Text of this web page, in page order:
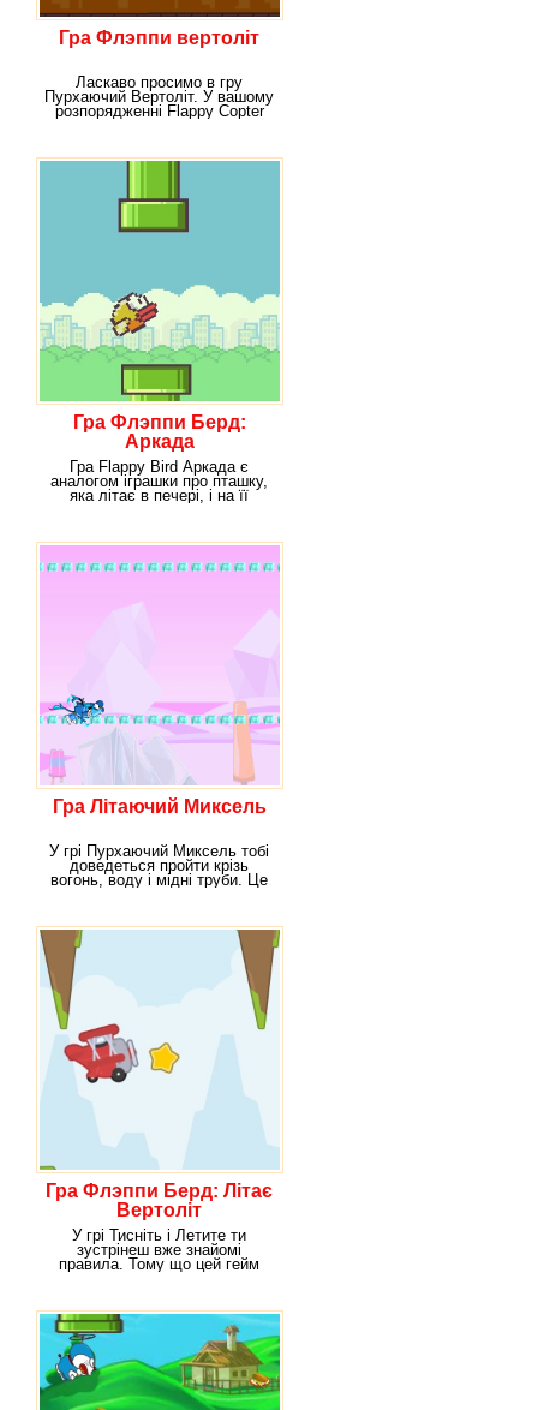
Гра Флэппи вертоліт
Ласкаво просимо в гру
Пурхаючий Вертоліт. У вашому
розпорядженні Flappy Copter
Гра Флэппи Берд:
Аркада
Гра Flappy Bird Аркада є
аналогом іграшки про пташку,
яка літає в печері, і на її
Гра Літаючий Миксель
У грі Пурхаючий Миксель тобі
доведеться пройти крізь
вогонь, воду і мідні труби. Це
Гра Флэппи Берд: Літає
Вертоліт
У грі Тисніть і Летите ти
зустрінеш вже знайомі
правила. Тому що цей гейм